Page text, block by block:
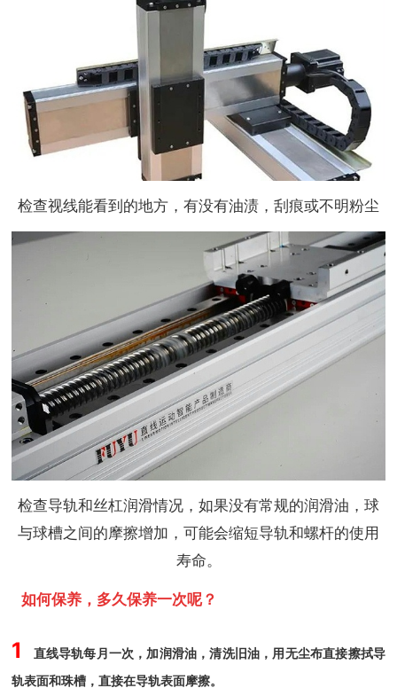
检查视线能看到的地方，有没有油渍，刮痕或不明粉尘
检查导轨和丝杠润滑情况，如果没有常规的润滑油，球
与球槽之间的摩擦增加，可能会缩短导轨和螺杆的使用
寿命。
如何保养，多久保养一次呢？
1
直线导轨每月一次，加润滑油，清洗旧油，用无尘布直接擦拭导
轨表面和珠槽，直接在导轨表面摩擦。